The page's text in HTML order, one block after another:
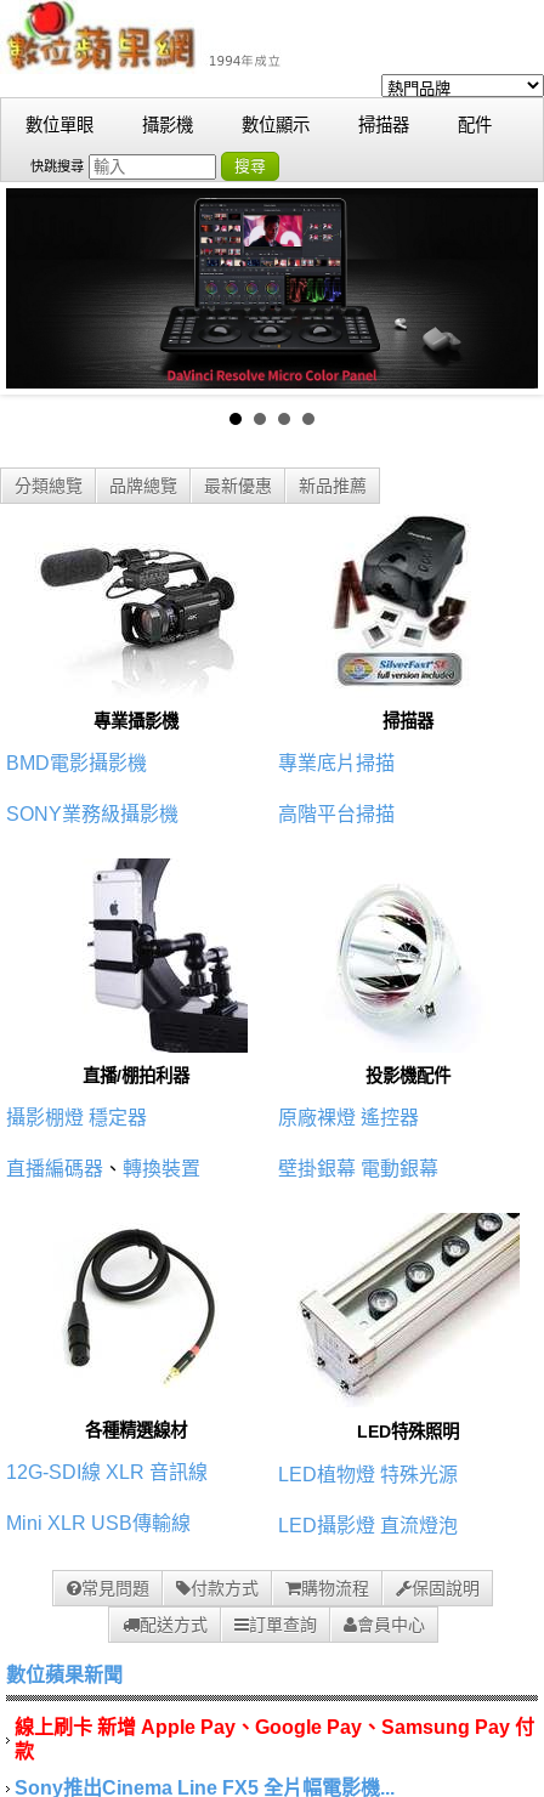
數位單眼 攝影機 數位顯示 掃描器 配件
快跳搜尋 搜尋
分類總覽 品牌總覽 最新優惠 新品推薦
專業攝影機
BMD電影攝影機
SONY業務級攝影機
掃描器
專業底片掃描
高階平台掃描
直播/棚拍利器
攝影棚燈 穩定器
直播編碼器 、 轉換裝置
投影機配件
原廠裸燈 遙控器
壁掛銀幕 電動銀幕
各種精選線材
12G-SDI線 XLR 音訊線
Mini XLR USB傳輸線
LED特殊照明
LED植物燈 特殊光源
LED攝影燈 直流燈泡
常見問題 付款方式 購物流程
保固說明
配送方式
訂單查詢 會員中心
數位蘋果新聞
線上刷卡 新增 Apple Pay、Google Pay、Samsung Pay 付
款
Sony推出Cinema Line FX5 全片幅電影機...